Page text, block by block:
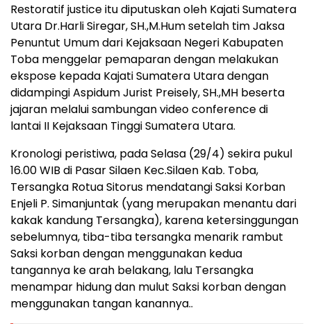
Restoratif justice itu diputuskan oleh Kajati Sumatera
Utara Dr.Harli Siregar, SH.,M.Hum setelah tim Jaksa
Penuntut Umum dari Kejaksaan Negeri Kabupaten
Toba menggelar pemaparan dengan melakukan
ekspose kepada Kajati Sumatera Utara dengan
didampingi Aspidum Jurist Preisely, SH.,MH beserta
jajaran melalui sambungan video conference di
lantai II Kejaksaan Tinggi Sumatera Utara.
Kronologi peristiwa, pada Selasa (29/4) sekira pukul
16.00 WIB di Pasar Silaen Kec.Silaen Kab. Toba,
Tersangka Rotua Sitorus mendatangi Saksi Korban
Enjeli P. Simanjuntak (yang merupakan menantu dari
kakak kandung Tersangka), karena ketersinggungan
sebelumnya, tiba-tiba tersangka menarik rambut
Saksi korban dengan menggunakan kedua
tangannya ke arah belakang, lalu Tersangka
menampar hidung dan mulut Saksi korban dengan
menggunakan tangan kanannya..